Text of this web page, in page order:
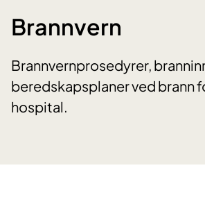
Brannvern
Brannvernprosedyrer,
beredskapsplaner ved brann
hospital.